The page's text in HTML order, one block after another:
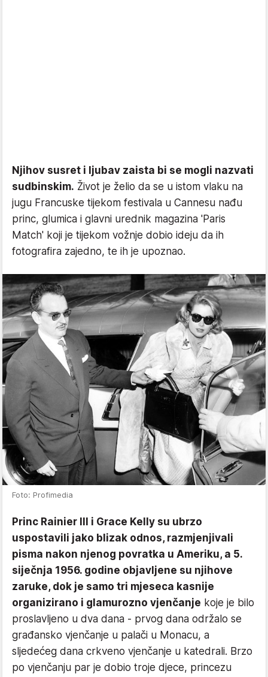
Njihov susret i ljubav zaista bi se mogli nazvati
sudbinskim. Život je želio da se u istom vlaku na
jugu Francuske tijekom festivala u Cannesu nađu
princ, glumica i glavni urednik magazina 'Paris
Match' koji je tijekom vožnje dobio ideju da ih
fotografira zajedno, te ih je upoznao.
Foto: Profimedia
Princ Rainier III i Grace Kelly su ubrzo
uspostavili jako blizak odnos, razmjenjivali
pisma nakon njenog povratka u Ameriku, a 5.
siječnja 1956. godine objavljene su njihove
zaruke, dok je samo tri mjeseca kasnije
organizirano i glamurozno vjenčanje koje je bilo
proslavljeno u dva dana - prvog dana održalo se
građansko vjenčanje u palači u Monacu, a
sljedećeg dana crkveno vjenčanje u katedrali. Brzo
po vjenčanju par je dobio troje djece, princezu